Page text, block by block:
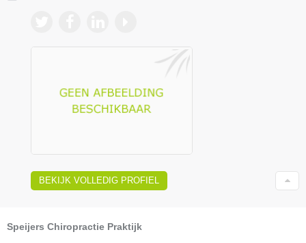
BEKIJK VOLLEDIG PROFIEL
Speijers Chiropractie Praktijk